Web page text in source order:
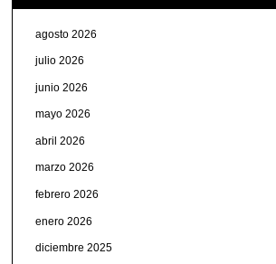
agosto 2026
julio 2026
junio 2026
mayo 2026
abril 2026
marzo 2026
febrero 2026
enero 2026
diciembre 2025